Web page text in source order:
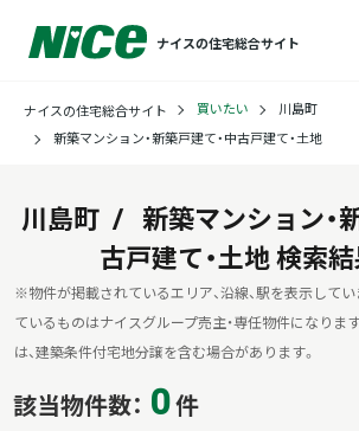
ナイスの住宅総合サイト
買いたい
建てたい
リフォームしたい
ナイスの住宅総合サイト 買いたい
川島町
新築マンション・新築戸建て・中古戸建て・土地
川島町
新築マンション・
古戸建て・土地検索結
※物件が掲載されているエリア、沿線、駅を表示してい
ているものはナイスグループ売主・専任物件になります
は、建築条件付宅地分譲を含む場合があります。
該当物件数： 0 件